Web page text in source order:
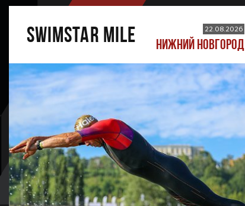
SWIMSTAR MILE 22.08.2026
НИЖНИЙ НОВГОРОД